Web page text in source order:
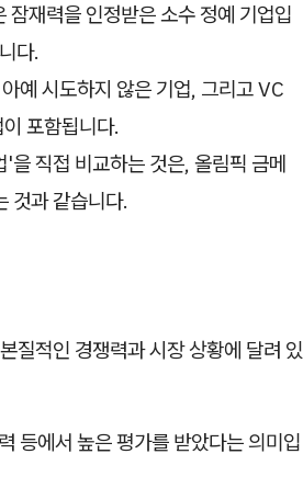
재력을 인정받은 소수 정예 기업입
다.
예 시도하지 않은 기업, 그리고 VC
포함됩니다.
직접 비교하는 것은, 올림픽 금메
것과 같습니다.
질적인 경쟁력과 시장 상황에 달려 있
등에서 높은 평가를 받았다는 의미입